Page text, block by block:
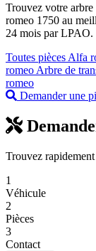
Trouvez votre
romeo 1750 au
24 mois par LPAO.
Toutes pièces Alfa
romeo Arbre de
romeo
Demander une
Trouvez
1
Véhicule
2
Pièces
3
Contact